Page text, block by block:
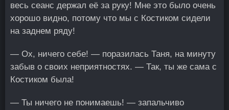
весь сеанс держал её за руку! Мне это было очень
хорошо видно, потому что мы с Костиком сидели
на заднем ряду!
— Ох, ничего себе! — поразилась Таня, на минуту
забыв о своих неприятностях. — Так, ты же сама с
Костиком была!
— Ты ничего не понимаешь! — запальчиво